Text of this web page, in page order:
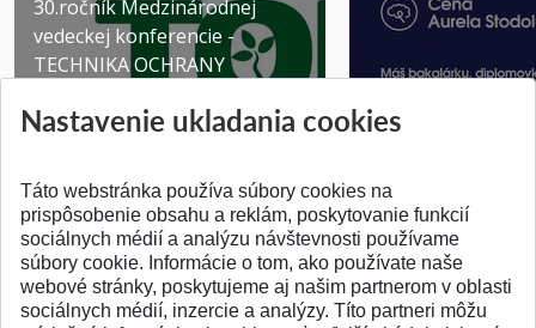
30.ročník Medzinárodnej
vedeckej konferencie -
TECHNIKA OCHRANY
Pridané 03.08.2026 Pridané 07.07.2026
SPÄŤ NA VRCH
Nastavenie ukladania cookies
Táto webstránka používa súbory cookies na
prispôsobenie obsahu a reklám, poskytovanie funkcií
sociálnych médií a analýzu návštevnosti používame
súbory cookie. Informácie o tom, ako používate naše
webové stránky, poskytujeme aj našim partnerom v oblasti
sociálnych médií, inzercie a analýzy. Títo partneri môžu